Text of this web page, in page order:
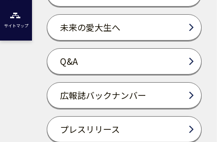
サイトマップ 未来の愛大生へ
Q&A
広報誌バックナンバー
プレスリリース